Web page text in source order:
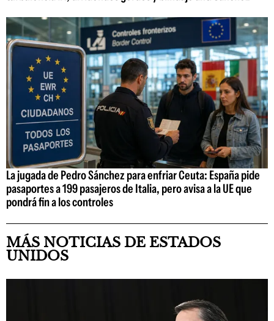
La jugada de Pedro Sánchez para enfriar Ceuta: España pide
pasaportes a 199 pasajeros de Italia, pero avisa a la UE que
pondrá fin a los controles
MÁS NOTICIAS DE ESTADOS
UNIDOS